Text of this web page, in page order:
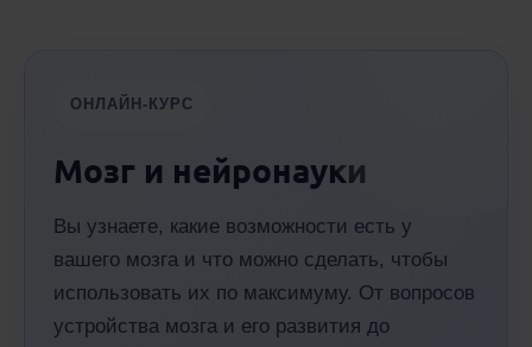
ОНЛАЙН-КУРС
Мозг и нейронауки
Вы узнаете, какие возможности есть у
вашего мозга и что можно сделать, чтобы
использовать их по максимуму. От вопросов
устройства мозга и его развития до